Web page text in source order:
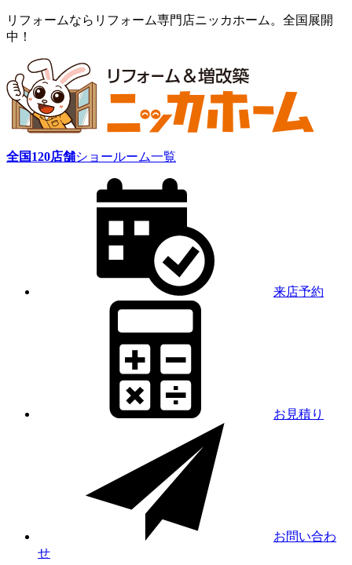
リフォームならリフォーム専門店ニッカホーム。全国展開
中！
全国120店舗ショールーム一覧
来店予約
お見積り
お問い合わ
せ